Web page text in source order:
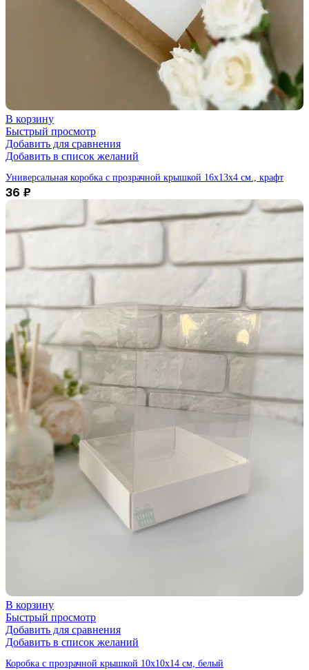
В корзину
Быстрый просмотр
Добавить для сравнения
Добавить в список желаний
Универсальная коробка с прозрачной крышкой 16х13х4 см., крафт
36 ₽
В корзину
Быстрый просмотр
Добавить для сравнения
Добавить в список желаний
Коробка с прозрачной крышкой 10х10х14 см, белый